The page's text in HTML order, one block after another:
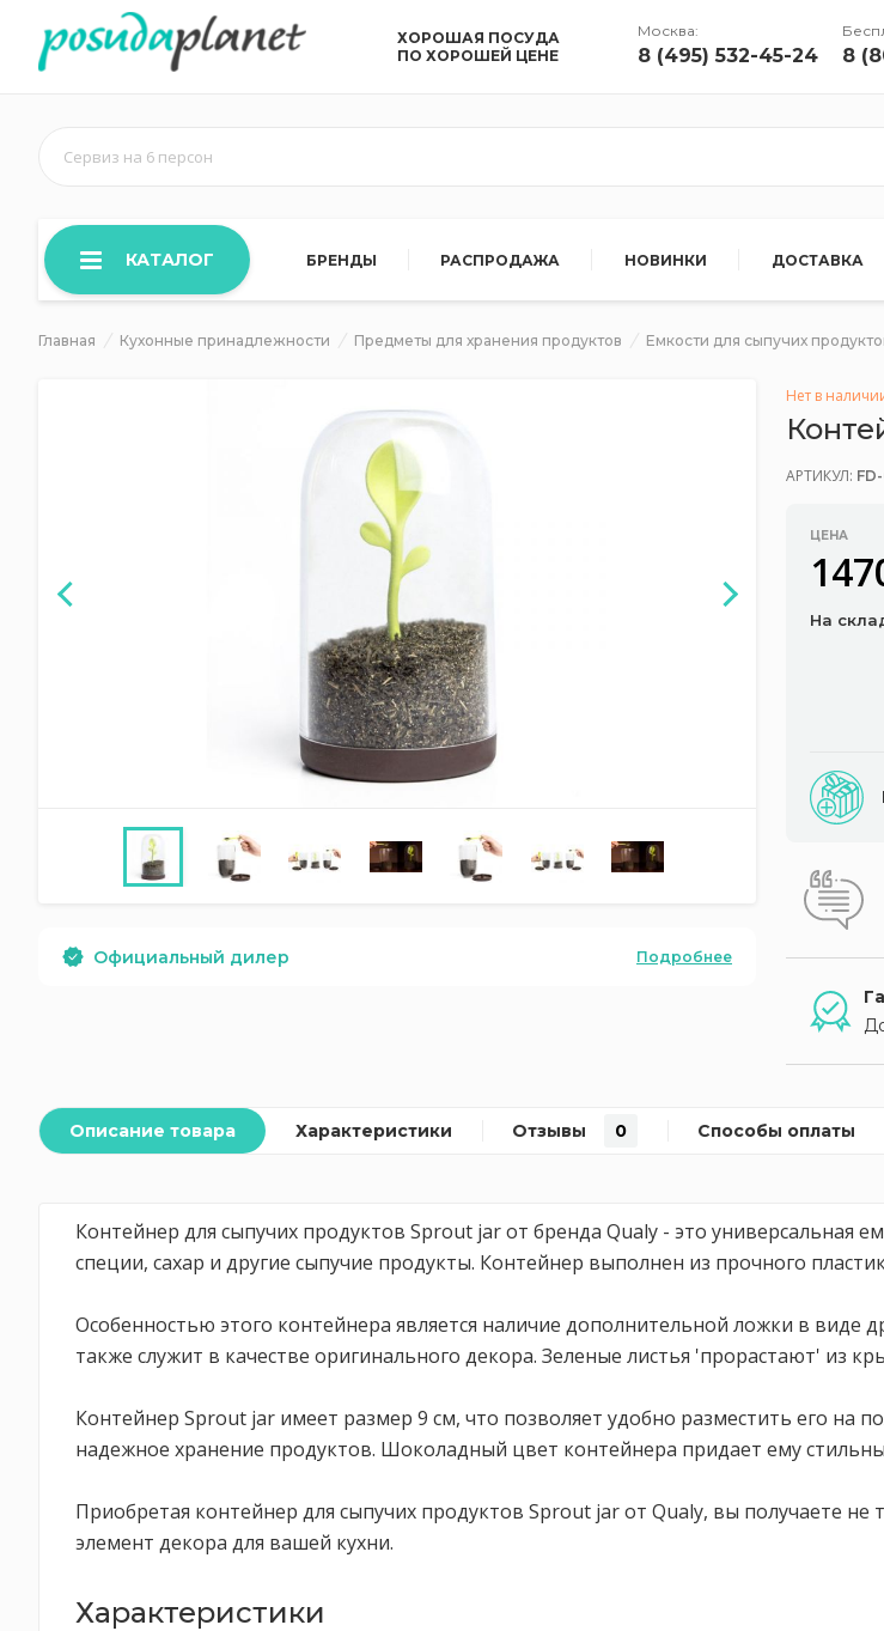
ХОРОШАЯ ПОСУДА
ПО ХОРОШЕЙ ЦЕНЕ
Москва:
8 (495) 532-45-24 8
Сервиз на 6 персон
КАТАЛОГ БРЕНДЫ РАСПРОДАЖА НОВИНКИ ДОСТАВКА
Главная Кухонные принадлежности Предметы для хранения продуктов Емкости для сыпучих
Официальный дилер Подробнее
Нет в
АРТИКУЛ:
ЦЕНА
На
Описание товара Характеристики Отзывы 0 Способы оплаты
Контейнер для сыпучих продуктов Sprout jar от бренда Qualy - это универсальная
специи, сахар и другие сыпучие продукты. Контейнер выполнен из прочного
Особенностью этого контейнера является наличие дополнительной ложки в виде
также служит в качестве оригинального декора. Зеленые листья 'прорастают' из
Контейнер Sprout jar имеет размер 9 см, что позволяет удобно разместить его на
надежное хранение продуктов. Шоколадный цвет контейнера придает ему
Приобретая контейнер для сыпучих продуктов Sprout jar от Qualy, вы получаете
элемент декора для вашей кухни.
Характеристики